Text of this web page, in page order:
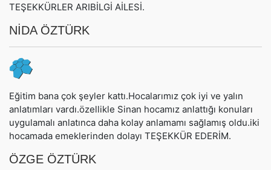
TEŞEKKÜRLER ARIBİLGİ AİLESİ.
NİDA ÖZTÜRK
Eğitim bana çok şeyler kattı.Hocalarımız çok iyi ve yalın
anlatımları vardı.özellikle Sinan hocamız anlattığı konuları
uygulamalı anlatınca daha kolay anlamamı sağlamış oldu.iki
hocamada emeklerinden dolayı TEŞEKKÜR EDERİM.
ÖZGE ÖZTÜRK